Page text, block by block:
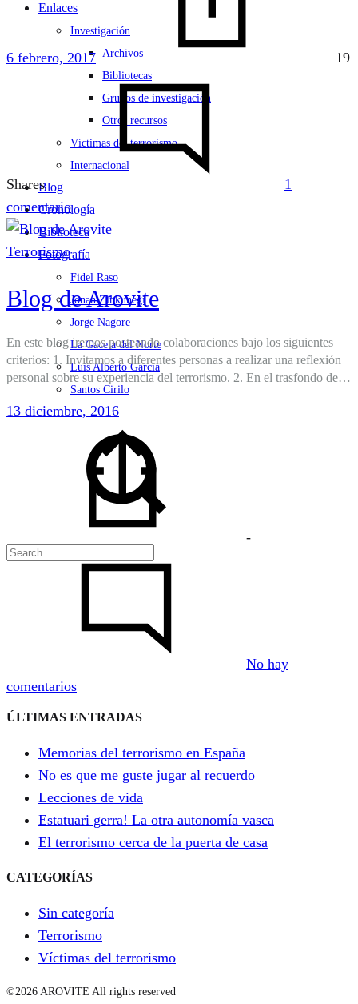
Enlaces
Investigación
Archivos
Bibliotecas
Grupos de investigación
Otros recursos
Víctimas del terrorismo
Internacional
Blog
Cronología
Biblioteca
Fotografía
Fidel Raso
Jonan Zinkunegi
Jorge Nagore
La Gaceta del Norte
Luis Alberto García
Santos Cirilo
6 febrero, 2017 19
Shares
1
comentarioen
La
edad
de
la
inocencia
Terrorismo
Blog de Arovite
En este blog iremos posteando colaboraciones bajo los siguientes
criterios: 1. Invitamos a diferentes personas a realizar una reflexión
personal sobre su experiencia del terrorismo. 2. En el trasfondo de…
13 diciembre, 2016
-
No hay
comentariosen
Arovite
ÚLTIMAS ENTRADAS
Memorias del terrorismo en España
No es que me guste jugar al recuerdo
Lecciones de vida
Estatuari gerra! La otra autonomía vasca
El terrorismo cerca de la puerta de casa
CATEGORÍAS
Sin categoría
Terrorismo
Víctimas del terrorismo
©2026 AROVITE All rights reserved